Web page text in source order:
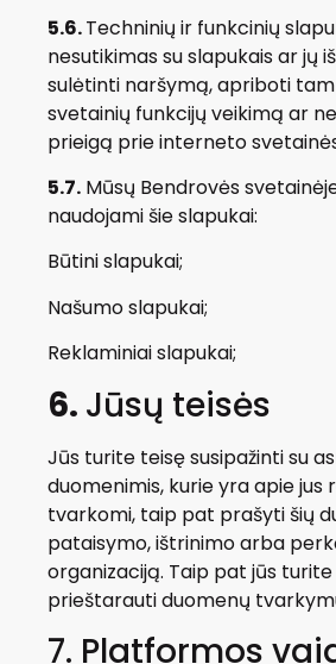
5.6.Techninių ir funkcinių
nesutikimas su slapukais ar jų
sulėtinti naršymą, apriboti
svetainių funkcijų veikimą ar
prieigą prie interneto
5.7. Mūsų Bendrovės
naudojami šie slapukai:
Būtini slapukai;
Našumo slapukai;
Reklaminiai slapukai;
6. Jūsų teisės
Jūs turite teisę susipažinti su
duomenimis, kurie yra apie jus
tvarkomi, taip pat prašyti šių
pataisymo, ištrinimo arba
organizaciją. Taip pat jūs
prieštarauti duomenų
7. Platformos